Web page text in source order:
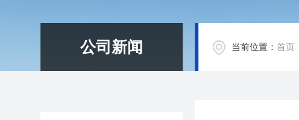
公司新闻 当前位置：首页